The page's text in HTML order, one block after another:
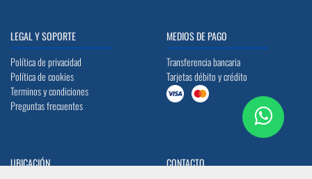
LEGAL Y SOPORTE
Política de privacidad
Política de cookies
Terminos y condiciones
Preguntas frecuentes
MEDIOS DE PAGO
Transferencia bancaria
Tarjetas débito y crédito
UBICACIÓN
CONTACTO